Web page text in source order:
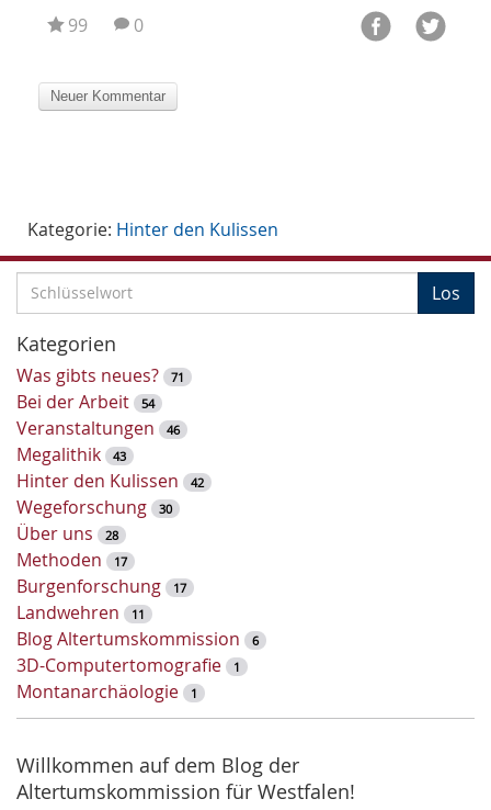
99 0
Kategorie: Hinter den Kulissen
c
h
l
ü
s
s
e
l
w
o
r
t
-
S
u
c
e
Los
Kategorien
Was gibts neues? 71
Bei der Arbeit 54
Veranstaltungen 46
Megalithik 43
Hinter den Kulissen 42
Wegeforschung 30
Über uns 28
Methoden 17
Burgenforschung 17
Landwehren 11
Blog Altertumskommission 6
3D-Computertomografie 1
Montanarchäologie 1
Willkommen auf dem Blog der
Altertumskommission für Westfalen!